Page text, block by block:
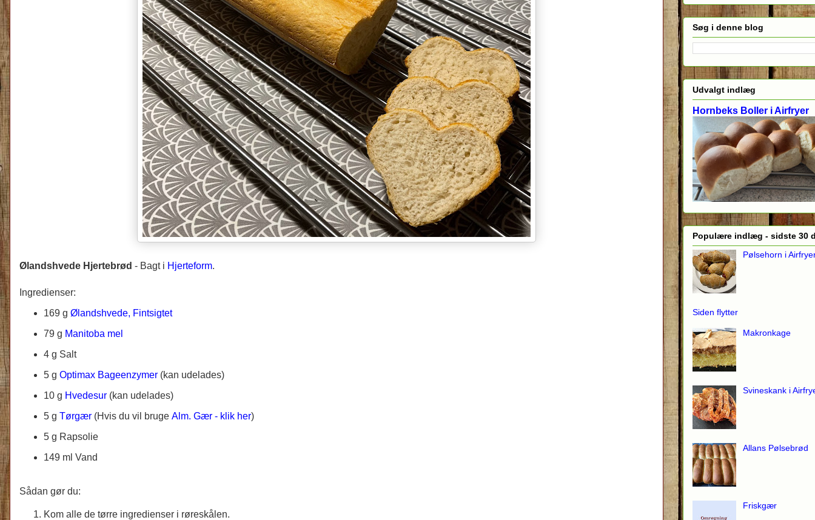
Ølandshvede Hjertebrød - Bagt i Hjerteform.
Ingredienser:
169 g Ølandshvede, Fintsigtet
79 g Manitoba mel
4 g Salt
5 g Optimax Bageenzymer (kan udelades)
10 g Hvedesur (kan udelades)
5 g Tørgær (Hvis du vil bruge Alm. Gær - klik her)
5 g Rapsolie
149 ml Vand
Sådan gør du:
Kom alle de tørre ingredienser i røreskålen.
Søg i denne blog
Udvalgt indlæg
Hornbeks Boller i Airfryer
Populære indlæg - sidste 30
Pølsehorn i
Siden flytter
Makronkage
Svineskank i
Allans Pølsebrød
Friskgær